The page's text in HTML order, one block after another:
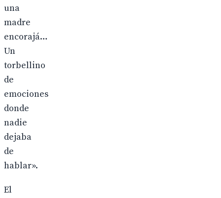
una
madre
encorajá…
Un
torbellino
de
emociones
donde
nadie
dejaba
de
hablar».
El